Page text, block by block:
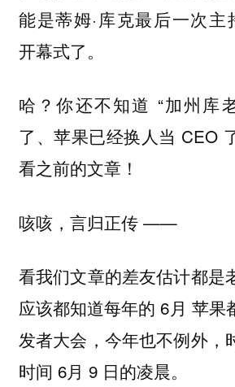
能是蒂姆·库克最后一次主
开幕式了。
哈？你还不知道 “加州库
了、苹果已经换人当 CEO
看之前的文章！
咳咳，言归正传 ——
看我们文章的差友估计都是
应该都知道每年的 6月 苹果
发者大会，今年也不例外，
时间 6月 9 日的凌晨。